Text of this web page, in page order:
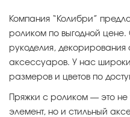
Компания “Колибри”
роликом по выгодной цене.
рукоделия, декорирования
аксессуаров. У нас
размеров и цветов по
Пряжки с роликом — это не
элемент, но и стильный